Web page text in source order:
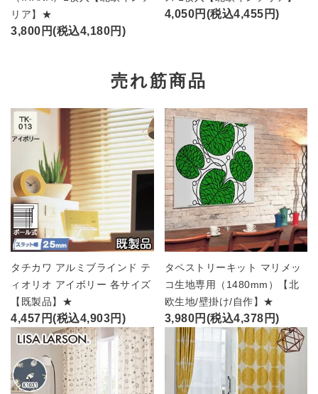
リア】★
3,800円(税込4,180円)
4,050円(税込4,455円)
売れ筋商品
タチカワ アルミブラインド テ
ィオリオ アイボリー 各サイズ
【既製品】★
4,457円(税込4,903円)
タペストリーキット マリメッ
コ生地専用（1480mm）【北
欧生地/壁掛け/自作】★
3,980円(税込4,378円)